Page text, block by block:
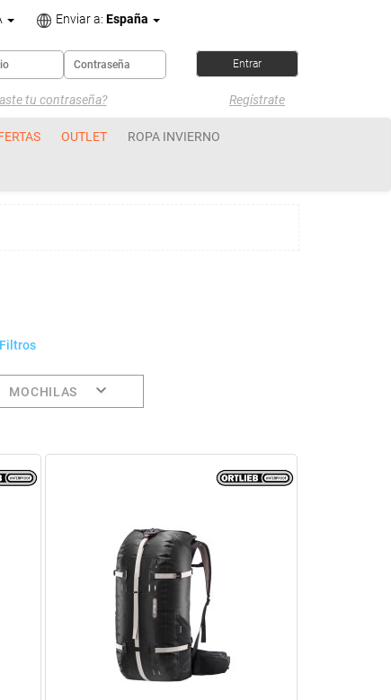
Enviar a: España
tu contraseña? Regístrate
OUTLET ROPA INVIERNO
MOCHILAS